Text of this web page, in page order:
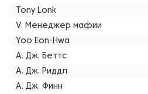
Tony Lonk
V. Менеджер мафии
Yoo Eon-Hwa
А. Дж. Беттс
А. Дж. Риддл
А. Дж. Финн